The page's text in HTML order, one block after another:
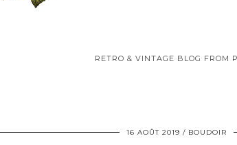
RETRO & VINTAGE BLOG FROM
16 AOÛT 2019 BOUDOIR